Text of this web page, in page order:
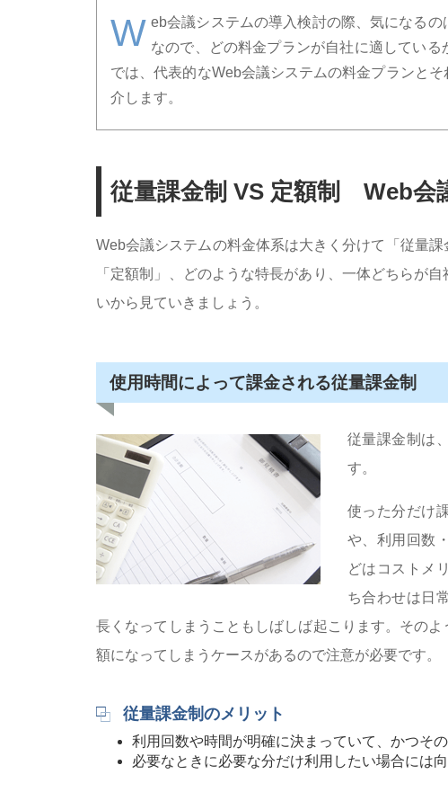
W eb会議システムの導入検討の際、気になる
なので、どの料金プランが自社に適してい
では、代表的なWeb会議システムの料金プランと
介します。
従量課金制 VS 定額制 Web会
Web会議システムの料金体系は大きく分けて「従量
「定額制」、どのような特長があり、一体どちらが
いから見ていきましょう。
使用時間によって課金される従量課金制
従量課金制は
す。
使った分だけ
や、利用回数
どはコストメ
ち合わせは日
長くなってしまうこともしばしば起こります。その
額になってしまうケースがあるので注意が必要です。
従量課金制のメリット
利用回数や時間が明確に決まっていて、かつそ
必要なときに必要な分だけ利用したい場合には